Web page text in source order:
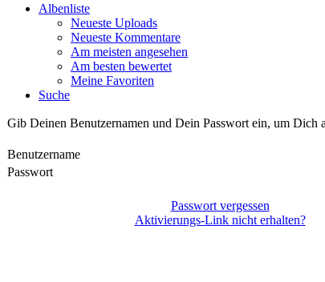
Albenliste
Neueste Uploads
Neueste Kommentare
Am meisten angesehen
Am besten bewertet
Meine Favoriten
Suche
Gib Deinen Benutzernamen und Dein Passwort ein, um Dich
Benutzername
Passwort
Passwort vergessen
Aktivierungs-Link nicht erhalten?